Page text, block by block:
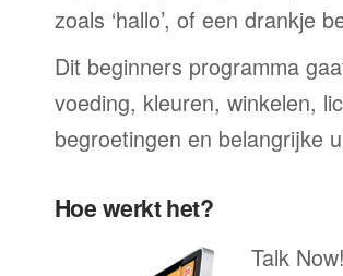
zoals ‘hallo’, of een drankje
Dit beginners programma
voeding, kleuren, winkelen,
begroetingen en belangrijke
Hoe werkt het?
Talk